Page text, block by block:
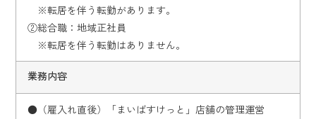
※転居を伴う転勤があります。
②総合職：地域正社員
※転居を伴う転勤はありません。
業務内容
●（雇入れ直後）「まいばすけっと」店舗の管理運営